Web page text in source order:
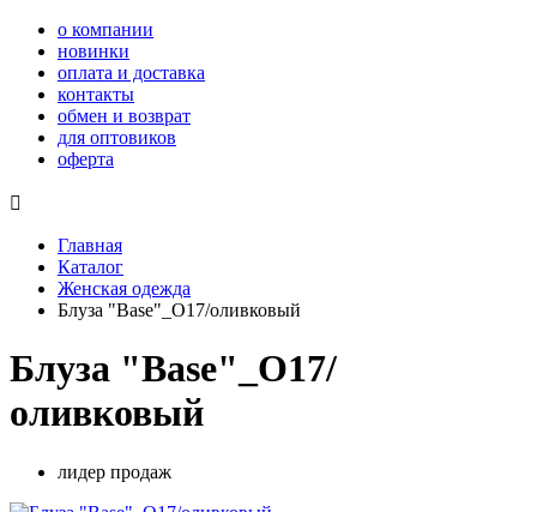
о компании
новинки
оплата и доставка
контакты
обмен и возврат
для оптовиков
оферта

Главная
Каталог
Женская одежда
Блуза "Base"_О17/оливковый
Блуза "Base"_О17/
оливковый
лидер продаж